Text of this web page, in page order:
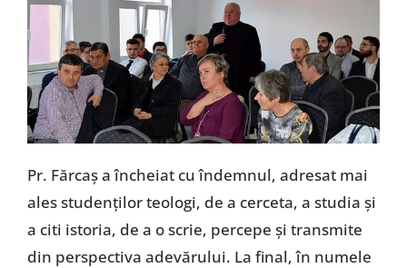
Pr. Fărcaș a încheiat cu îndemnul, adresat mai
ales studenților teologi, de a cerceta, a studia și
a citi istoria, de a o scrie, percepe și transmite
din perspectiva adevărului. La final, în numele